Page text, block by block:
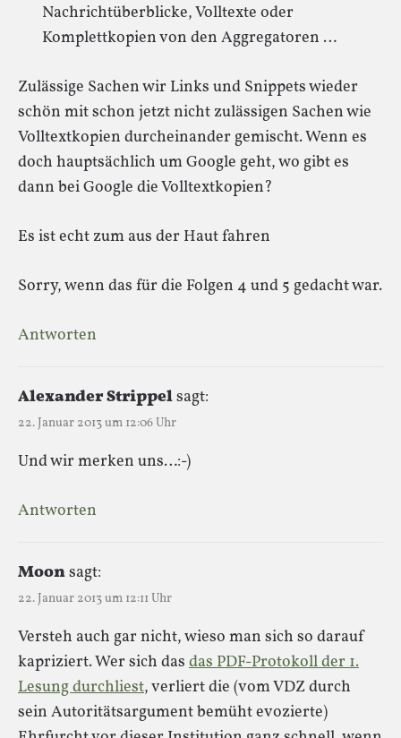
Nachrichtüberblicke, Volltexte oder
Komplettkopien von den Aggregatoren …
Zulässige Sachen wir Links und Snippets wieder
schön mit schon jetzt nicht zulässigen Sachen wie
Volltextkopien durcheinander gemischt. Wenn es
doch hauptsächlich um Google geht, wo gibt es
dann bei Google die Volltextkopien?
Es ist echt zum aus der Haut fahren
Sorry, wenn das für die Folgen 4 und 5 gedacht war.
Antworten
Alexander Strippelsagt:
22. Januar 2013 um 12:06 Uhr
Und wir merken uns…:-)
Antworten
Moonsagt:
22. Januar 2013 um 12:11 Uhr
Versteh auch gar nicht, wieso man sich so darauf
kapriziert. Wer sich das das PDF-Protokoll der 1.
Lesung durchliest, verliert die (vom VDZ durch
sein Autoritätsargument bemüht evozierte)